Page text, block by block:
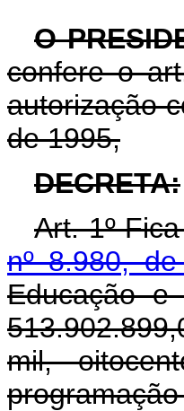
O
confere o
autorização
de 1995,
DECRETA:
Art. 1º
nº 8.980,
Educação
mil,